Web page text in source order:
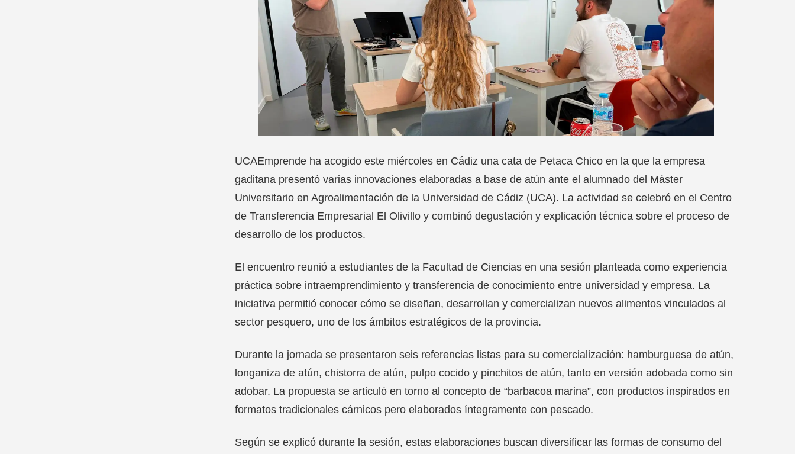
UCAEmprende ha acogido este miércoles en Cádiz una cata de Petaca Chico en la que la empresa
gaditana presentó varias innovaciones elaboradas a base de atún ante el alumnado del Máster
Universitario en Agroalimentación de la Universidad de Cádiz (UCA). La actividad se celebró en el Centro
de Transferencia Empresarial El Olivillo y combinó degustación y explicación técnica sobre el proceso de
desarrollo de los productos.
El encuentro reunió a estudiantes de la Facultad de Ciencias en una sesión planteada como experiencia
práctica sobre intraemprendimiento y transferencia de conocimiento entre universidad y empresa. La
iniciativa permitió conocer cómo se diseñan, desarrollan y comercializan nuevos alimentos vinculados al
sector pesquero, uno de los ámbitos estratégicos de la provincia.
Durante la jornada se presentaron seis referencias listas para su comercialización: hamburguesa de atún,
longaniza de atún, chistorra de atún, pulpo cocido y pinchitos de atún, tanto en versión adobada como sin
adobar. La propuesta se articuló en torno al concepto de “barbacoa marina”, con productos inspirados en
formatos tradicionales cárnicos pero elaborados íntegramente con pescado.
Según se explicó durante la sesión, estas elaboraciones buscan diversificar las formas de consumo del